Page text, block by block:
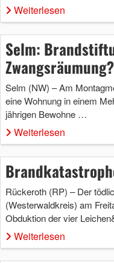
Weiterlesen
Selm:
Zwangsräumung?
Selm (NW) – Am
eine Wohnung in einem
jährigen Bewohne …
Weiterlesen
Rückeroth (RP) – Der
(Westerwaldkreis) am
Obduktion der vier
Weiterlesen